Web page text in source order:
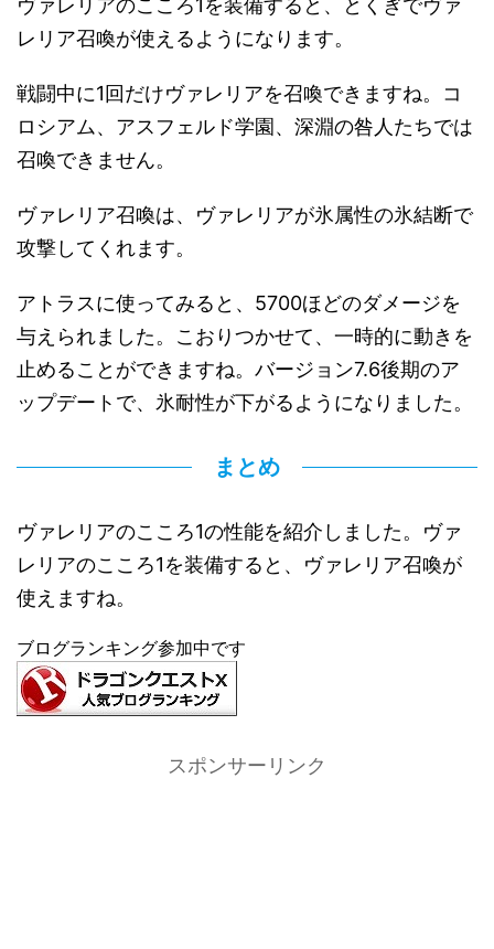
レリア召喚が使えるようになります。
戦闘中に1回だけヴァレリアを召喚できますね。コ
ロシアム、アスフェルド学園、深淵の咎人たちでは
召喚できません。
ヴァレリア召喚は、ヴァレリアが氷属性の氷結断で
攻撃してくれます。
アトラスに使ってみると、5700ほどのダメージを
与えられました。こおりつかせて、一時的に動きを
止めることができますね。バージョン7.6後期のア
ップデートで、氷耐性が下がるようになりました。
まとめ
ヴァレリアのこころ1の性能を紹介しました。ヴァ
レリアのこころ1を装備すると、ヴァレリア召喚が
使えますね。
ブログランキング参加中です
スポンサーリンク